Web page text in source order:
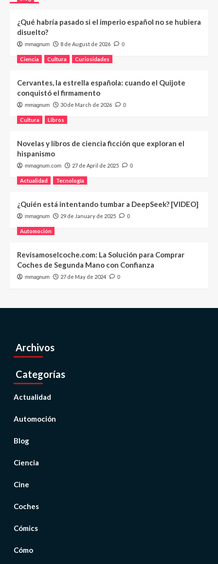
¿Qué habría pasado si el imperio español no se hubiera
disuelto?
mmagnum 8 de August de 2026 0
Ciencia Cultura Curiosidades
Cervantes, la estrella española: cuando el Quijote
conquistó el firmamento
mmagnum 30 de March de 2026 0
Cultura Libros
Novelas y libros de ciencia ficción que exploran el
hispanismo
mmagnum.com 27 de April de 2025 0
Actualidad Tecnología
¿Quién está intentando tumbar a DeepSeek? [VIDEO]
mmagnum 29 de January de 2025 0
Automoción
Revisamoselcoche.com: La Solución para Comprar
Coches de Segunda Mano con Confianza
mmagnum 27 de May de 2024 0
Archivos
Categorías
Actualidad
Automoción
Blog
Ciencia
Cine
Coches
Cómics
Cómo